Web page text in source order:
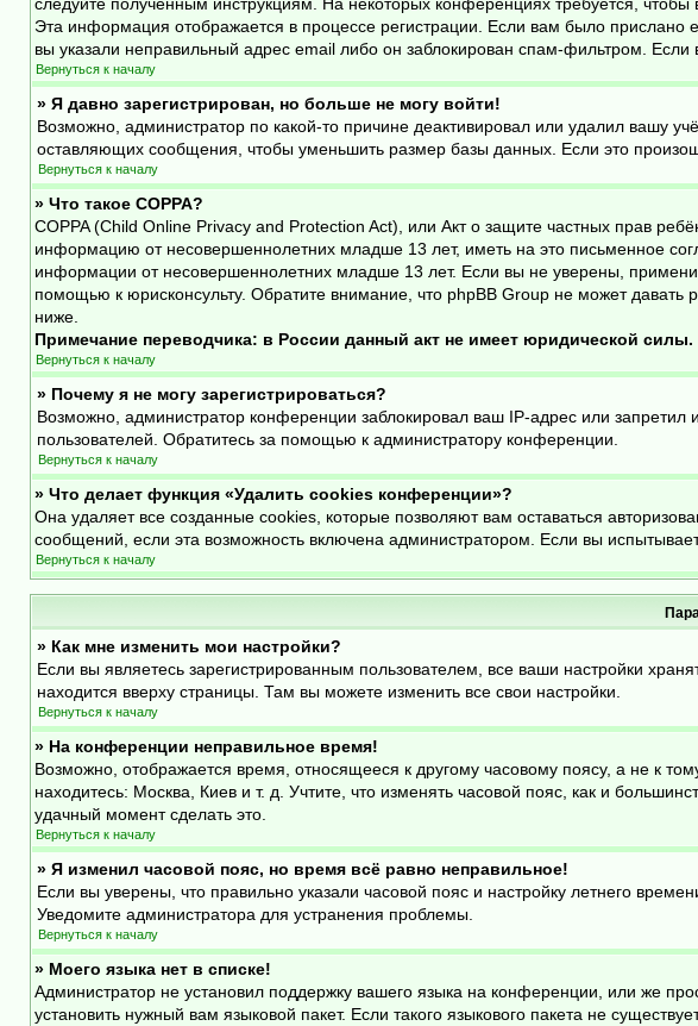
Эта информация отображается в процессе регистрации. Если вам было
вы указали неправильный адрес email либо он заблокирован спам-фильтром.
Вернуться к началу
» Я давно зарегистрирован, но больше не могу войти!
Возможно, администратор по какой-то причине деактивировал или удалил вашу
оставляющих сообщения, чтобы уменьшить размер базы данных. Если это
Вернуться к началу
» Что такое COPPA?
COPPA (Child Online Privacy and Protection Act), или Акт о защите частных прав
информацию от несовершеннолетних младше 13 лет, иметь на это письменное
информации от несовершеннолетних младше 13 лет. Если вы не уверены,
помощью к юрисконсульту. Обратите внимание, что phpBB Group не может
ниже.
Примечание переводчика: в России данный акт не имеет юридической силы.
Вернуться к началу
» Почему я не могу зарегистрироваться?
Возможно, администратор конференции заблокировал ваш IP-адрес или
пользователей. Обратитесь за помощью к администратору конференции.
Вернуться к началу
» Что делает функция «Удалить cookies конференции»?
Она удаляет все созданные cookies, которые позволяют вам оставаться
сообщений, если эта возможность включена администратором. Если вы
Вернуться к началу
» Как мне изменить мои настройки?
Если вы являетесь зарегистрированным пользователем, все ваши настройки
находится вверху страницы. Там вы можете изменить все свои настройки.
Вернуться к началу
» На конференции неправильное время!
Возможно, отображается время, относящееся к другому часовому поясу, а не к
находитесь: Москва, Киев и т. д. Учтите, что изменять часовой пояс, как и
удачный момент сделать это.
Вернуться к началу
» Я изменил часовой пояс, но время всё равно неправильное!
Если вы уверены, что правильно указали часовой пояс и настройку летнего
Уведомите администратора для устранения проблемы.
Вернуться к началу
» Моего языка нет в списке!
Администратор не установил поддержку вашего языка на конференции, или же
установить нужный вам языковой пакет. Если такого языкового пакета не